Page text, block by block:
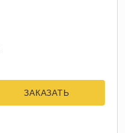
ЗАКАЗАТЬ